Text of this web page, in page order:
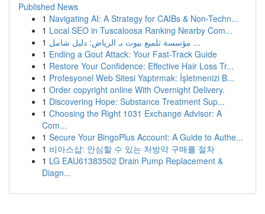
Published News
1 Navigating AI: A Strategy for CAIBs & Non-Techn...
1 Local SEO in Tuscaloosa Ranking Nearby Com...
1
مؤسسة تلميع بيوت بـ الرياض: دليل شامل ...
1 Ending a Gout Attack: Your Fast-Track Guide
1 Restore Your Confidence: Effective Hair Loss Tr...
1 Profesyonel Web Sitesi Yaptırmak: İşletmenizi B...
1 Order copyright online With Overnight Delivery.
1 Discovering Hope: Substance Treatment Sup...
1 Choosing the Right 1031 Exchange Advisor: A
Com...
1 Secure Your BingoPlus Account: A Guide to Authe...
1 비아스샵: 안심할 수 있는 처방약 구매를 절차
1 LG EAU61383502 Drain Pump Replacement &
Diagn...